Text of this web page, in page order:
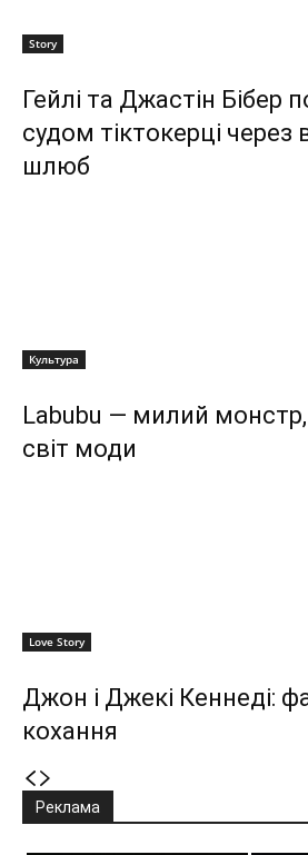
Story
Гейлі та Джастін Бібер
судом тіктокерці через
шлюб
Культура
Labubu — милий
світ моди
Love Story
Джон і Джекі Кеннеді:
кохання
Реклама